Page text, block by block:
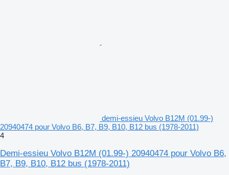
demi-essieu Volvo B12M (01.99-)
20940474 pour Volvo B6, B7, B9, B10, B12 bus (1978-2011)
4
Demi-essieu Volvo B12M (01.99-) 20940474 pour Volvo B6,
B7, B9, B10, B12 bus (1978-2011)